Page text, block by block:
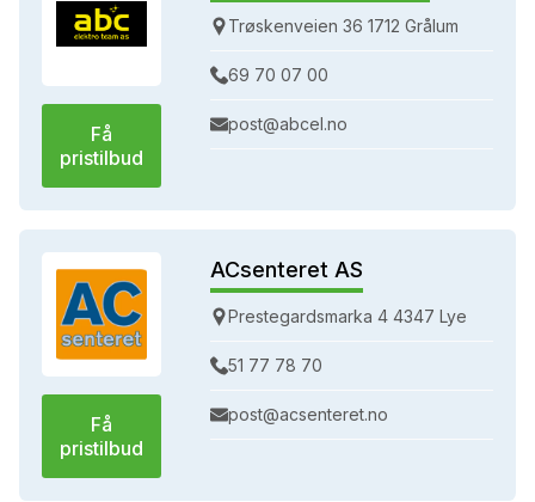
Få
pristilbud
Trøskenveien 36 1712 Grålum
69 70 07 00
post@abcel.no
Få
pristilbud
ACsenteret AS
Prestegardsmarka 4 4347 Lye
51 77 78 70
post@acsenteret.no